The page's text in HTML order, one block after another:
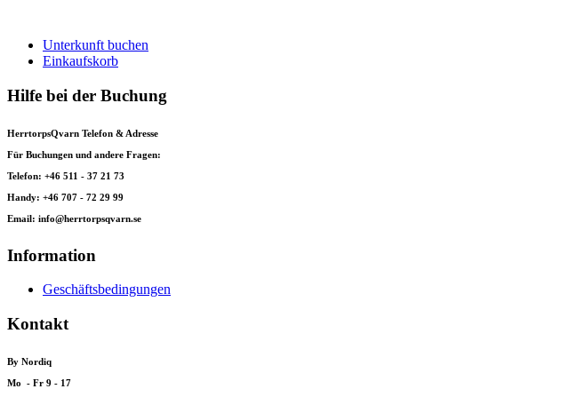
Unterkunft buchen
Einkaufskorb
Hilfe bei der Buchung
HerrtorpsQvarn Telefon & Adresse
Für Buchungen und andere Fragen:
Telefon: +46 511 - 37 21 73
Handy: +46 707 - 72 29 99
Email: info@herrtorpsqvarn.se
Information
Geschäftsbedingungen
Kontakt
By Nordiq
Mo - Fr 9 - 17